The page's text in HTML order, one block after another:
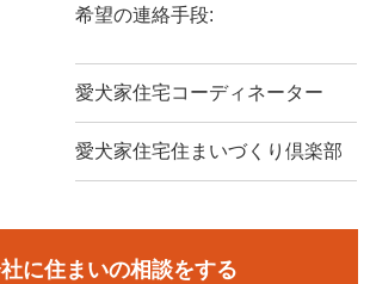
希望の連絡手段:
愛犬家住宅コーディネーター
愛犬家住宅住まいづくり倶楽部
に住まいの相談をする